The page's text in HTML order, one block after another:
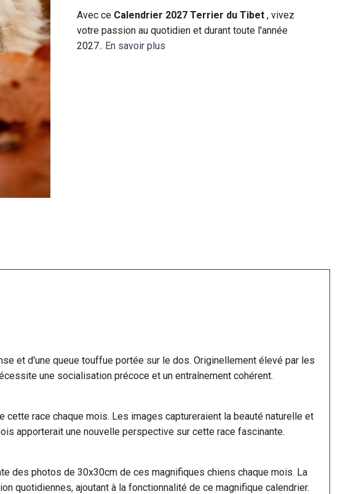
Avec ce Calendrier 2027 Terrier du Tibet, vivez
votre passion au quotidien et durant toute l'année
2027.. En savoir plus
et d'une queue touffue portée sur le dos. Originellement élevé par les
une socialisation précoce et un entraînement cohérent.
race chaque mois. Les images captureraient la beauté naturelle et
apporterait une nouvelle perspective sur cette race fascinante.
des photos de 30x30cm de ces magnifiques chiens chaque mois. La
quotidiennes, ajoutant à la fonctionnalité de ce magnifique calendrier.